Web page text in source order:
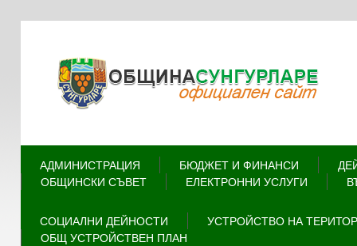
АДМИНИСТРАЦИЯ БЮДЖЕТ И ФИНАНСИ
ОБЩИНСКИ СЪВЕТ
ЕЛЕКТРОННИ УСЛУГИ
СОЦИАЛНИ ДЕЙНОСТИ
УСТРОЙСТВО НА
ОБЩ УСТРОЙСТВЕН ПЛАН